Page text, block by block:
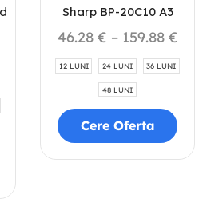
Sharp BP-20C10 A3
46.28 € – 159.88 €
12 LUNI 24 LUNI 36 LUNI
48 LUNI
Cere Oferta